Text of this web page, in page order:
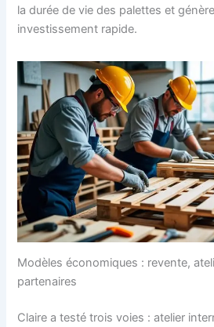
la durée de vie des palettes et
investissement rapide.
Modèles économiques : revente,
partenaires
Claire a testé trois voies : atelier